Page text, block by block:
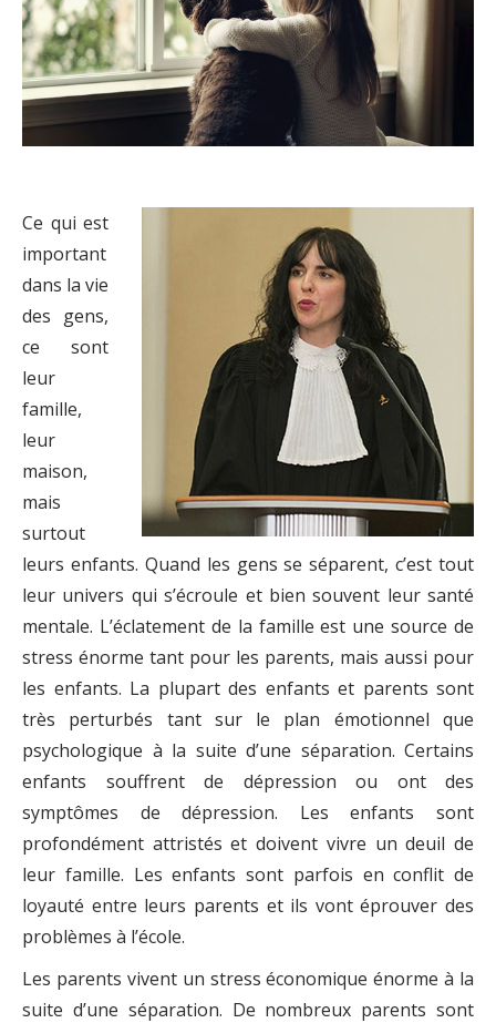
Ce qui est
important
dans la vie
des gens,
ce sont
leur
famille,
leur
maison,
mais
surtout
leurs enfants. Quand les gens se séparent, c’est tout
leur univers qui s’écroule et bien souvent leur santé
mentale. L’éclatement de la famille est une source de
stress énorme tant pour les parents, mais aussi pour
les enfants. La plupart des enfants et parents sont
très perturbés tant sur le plan émotionnel que
psychologique à la suite d’une séparation. Certains
enfants souffrent de dépression ou ont des
symptômes de dépression. Les enfants sont
profondément attristés et doivent vivre un deuil de
leur famille. Les enfants sont parfois en conflit de
loyauté entre leurs parents et ils vont éprouver des
problèmes à l’école.
Les parents vivent un stress économique énorme à la
suite d’une séparation. De nombreux parents sont